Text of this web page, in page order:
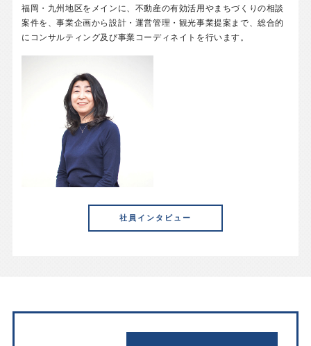
福岡・九州地区をメインに、不動産の有効活用やまちづくりの相談
案件を、事業企画から設計・運営管理・観光事業提案まで、総合的
にコンサルティング及び事業コーディネイトを行います。
社員インタビュー